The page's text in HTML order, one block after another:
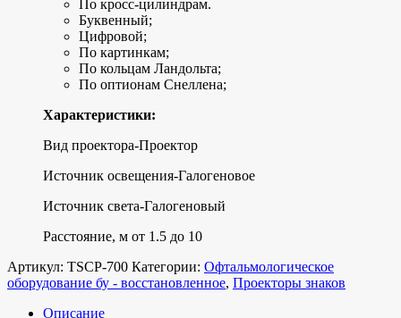
По кросс-цилиндрам.
Буквенный;
Цифровой;
По картинкам;
По кольцам Ландольта;
По оптионам Снеллена;
Характеристики:
Вид проектора-Проектор
Источник освещения-Галогеновое
Источник света-Галогеновый
Расстояние, м от 1.5 до 10
Артикул: ТSCP-700 Категории: Офтальмологическое
оборудование бу - восстановленное, Проекторы знаков
Описание